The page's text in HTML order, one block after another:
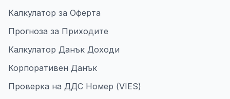
Калкулатор за Оферта
Прогноза за Приходите
Калкулатор Данък Доходи
Корпоративен Данък
Проверка на ДДС Номер (VIES)